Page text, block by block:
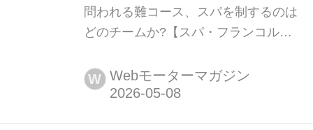
問われる難コース、スパを制するのは
どのチームか?【スパ・フランコルシ
日土曜日(現地時間)、WEC(世界耐久選
手権)第2戦「スパ・フランコルシャン
W Webモーターマガジン